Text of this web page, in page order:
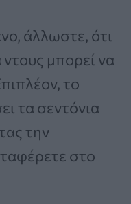
άλλωστε, ότι
μπορεί να
το
τα σεντόνια
την
στο